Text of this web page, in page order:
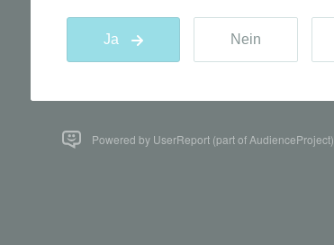
Powered by UserReport (part of AudienceProject)